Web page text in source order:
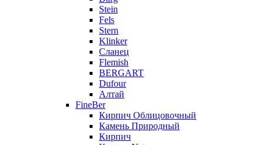
Stein
Fels
Stern
Klinker
Сланец
Flemish
BERGART
Dufour
Алтай
FineBer
Кирпич Облицовочный
Камень Природный
Кирпич